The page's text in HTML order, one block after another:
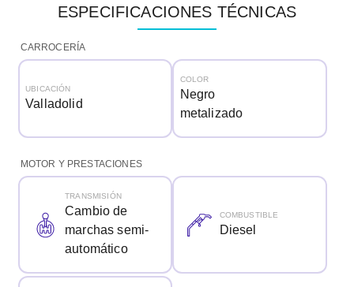
ESPECIFICACIONES TÉCNICAS
CARROCERÍA
UBICACIÓN
Valladolid
COLOR
Negro
metalizado
MOTOR Y PRESTACIONES
TRANSMISIÓN
Cambio de
marchas semi-
automático
COMBUSTIBLE
Diesel